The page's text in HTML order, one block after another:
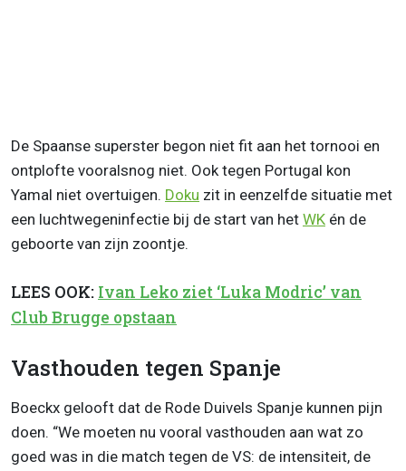
De Spaanse superster begon niet fit aan het tornooi en
ontplofte vooralsnog niet. Ook tegen Portugal kon
Yamal niet overtuigen. Doku zit in eenzelfde situatie met
een luchtwegeninfectie bij de start van het WK én de
geboorte van zijn zoontje.
LEES OOK: Ivan Leko ziet ‘Luka Modric’ van
Club Brugge opstaan
Vasthouden tegen Spanje
Boeckx gelooft dat de Rode Duivels Spanje kunnen pijn
doen. “We moeten nu vooral vasthouden aan wat zo
goed was in die match tegen de VS: de intensiteit, de